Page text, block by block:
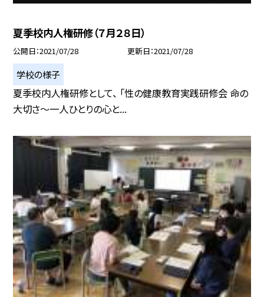
夏季校内人権研修（７月２８日）
公開日 2021/07/28 更新日 2021/07/28
学校の様子
夏季校内人権研修として、 「性の健康教育実践研修会 命の
大切さ〜一人ひとりの心と...